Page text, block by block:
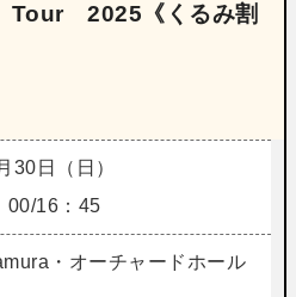
2025《くるみ割
30日（日）
00/16：45
・オーチャードホール